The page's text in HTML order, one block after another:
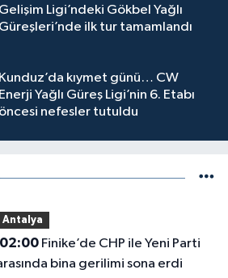
Gelişim Ligi’ndeki Gökbel Yağlı
Güreşleri’nde ilk tur tamamlandı
Kunduz’da kıymet günü… CW
Enerji Yağlı Güreş Ligi’nin 6. Etabı
öncesi nefesler tutuldu
Antalya
02:00Finike’de CHP ile Yeni Parti
bina gerilimi sona erdi